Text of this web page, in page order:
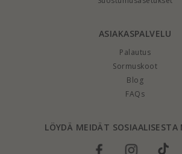
ASIAKASPALVELU
Palautus
Sormuskoot
Blog
FAQs
LÖYDÄ MEIDÄT SOSIAALISESTA